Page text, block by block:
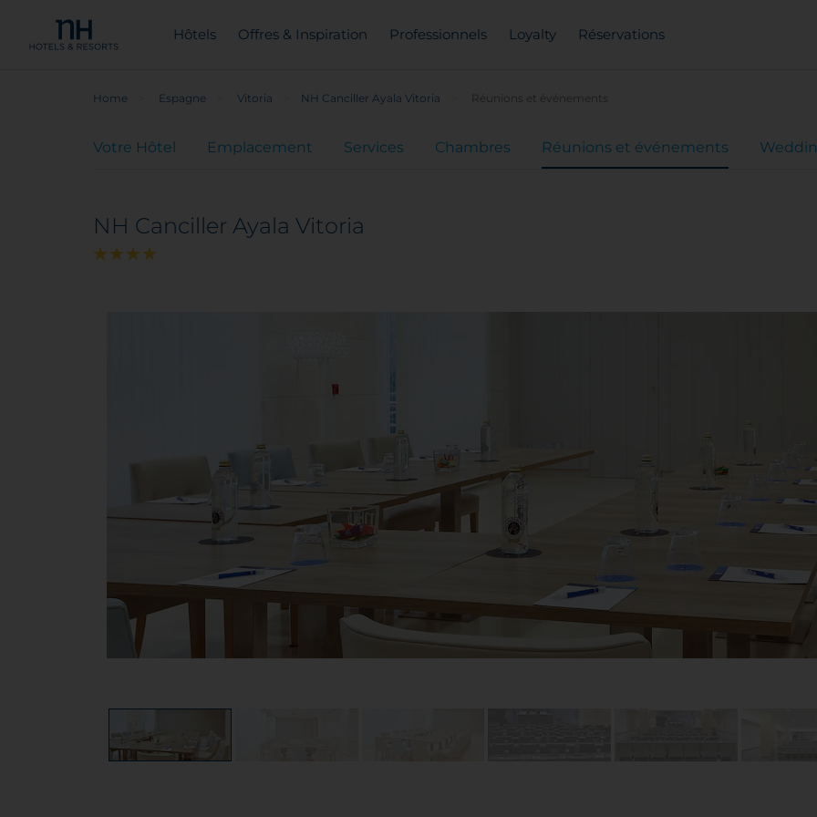
Hôtels Offres & Inspiration Professionnels Loyalty Réservations
Home Espagne Vitoria NH Canciller Ayala Vitoria Réunions et événements
Votre Hôtel Emplacement Services Chambres Réunions et événements
NH Canciller Ayala Vitoria